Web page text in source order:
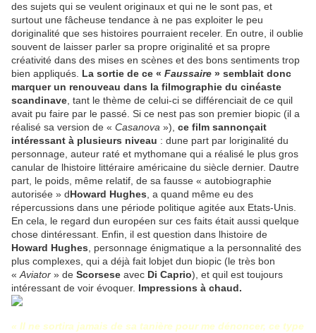
des sujets qui se veulent originaux et qui ne le sont pas, et
surtout une fâcheuse tendance à ne pas exploiter le peu
doriginalité que ses histoires pourraient receler. En outre, il oublie
souvent de laisser parler sa propre originalité et sa propre
créativité dans des mises en scènes et des bons sentiments trop
bien appliqués. La sortie de ce « Faussaire » semblait donc
marquer un renouveau dans la filmographie du cinéaste
scandinave , tant le thème de celui-ci se différenciait de ce quil
avait pu faire par le passé. Si ce nest pas son premier biopic (il a
réalisé sa version de « Casanova »), ce film sannonçait
intéressant à plusieurs niveau : dune part par loriginalité du
personnage, auteur raté et mythomane qui a réalisé le plus gros
canular de lhistoire littéraire américaine du siècle dernier. Dautre
part, le poids, même relatif, de sa fausse « autobiographie
autorisée » dHoward Hughes , a quand même eu des
répercussions dans une période politique agitée aux Etats-Unis.
En cela, le regard dun européen sur ces faits était aussi quelque
chose dintéressant. Enfin, il est question dans lhistoire de
Howard Hughes , personnage énigmatique a la personnalité des
plus complexes, qui a déjà fait lobjet dun biopic (le très bon
« Aviator » de Scorsese avec Di Caprio), et quil est toujours
intéressant de voir évoquer. Impressions à chaud.
« Il ne sortira jamais de sa tanière pour me dénoncer, ce type